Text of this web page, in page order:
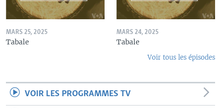
MARS 25, 2025
Tabale
MARS 24, 2025
Tabale
Voir tous les épisodes
VOIR LES PROGRAMMES TV